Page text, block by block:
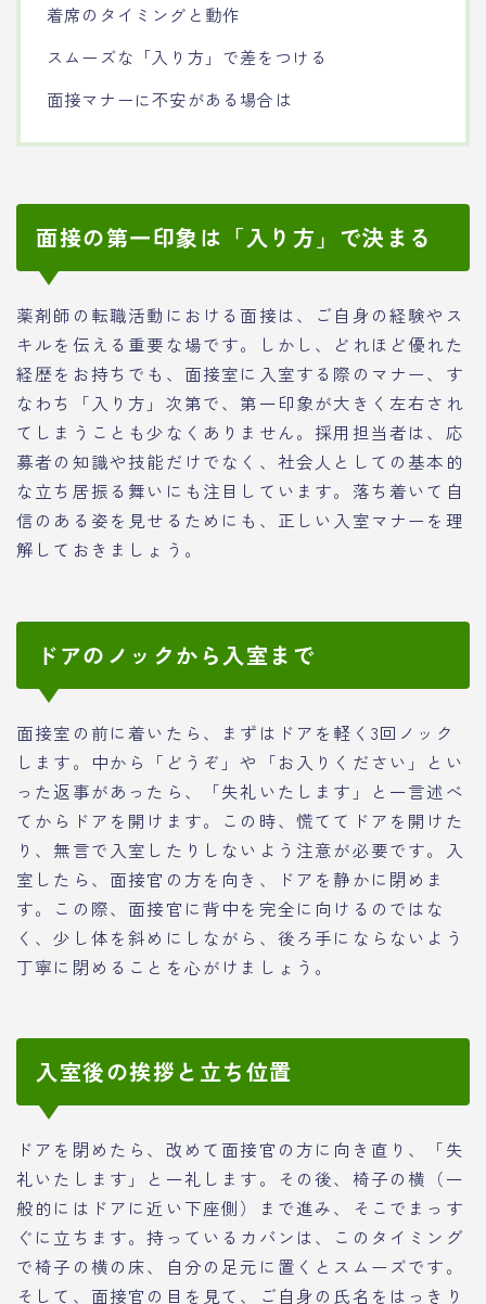
着席のタイミングと動作
スムーズな「入り方」で差をつける
面接マナーに不安がある場合は
面接の第一印象は「入り方」で決まる
薬剤師の転職活動における面接は、ご自身の経験やス
キルを伝える重要な場です。しかし、どれほど優れた
経歴をお持ちでも、面接室に入室する際のマナー、す
なわち「入り方」次第で、第一印象が大きく左右され
てしまうことも少なくありません。採用担当者は、応
募者の知識や技能だけでなく、社会人としての基本的
な立ち居振る舞いにも注目しています。落ち着いて自
信のある姿を見せるためにも、正しい入室マナーを理
解しておきましょう。
ドアのノックから入室まで
面接室の前に着いたら、まずはドアを軽く3回ノック
します。中から「どうぞ」や「お入りください」とい
った返事があったら、「失礼いたします」と一言述べ
てからドアを開けます。この時、慌ててドアを開けた
り、無言で入室したりしないよう注意が必要です。入
室したら、面接官の方を向き、ドアを静かに閉めま
す。この際、面接官に背中を完全に向けるのではな
く、少し体を斜めにしながら、後ろ手にならないよう
丁寧に閉めることを心がけましょう。
入室後の挨拶と立ち位置
ドアを閉めたら、改めて面接官の方に向き直り、「失
礼いたします」と一礼します。その後、椅子の横（一
般的にはドアに近い下座側）まで進み、そこでまっす
ぐに立ちます。持っているカバンは、このタイミング
で椅子の横の床、自分の足元に置くとスムーズです。
そして、面接官の目を見て、ご自身の氏名をはっきり